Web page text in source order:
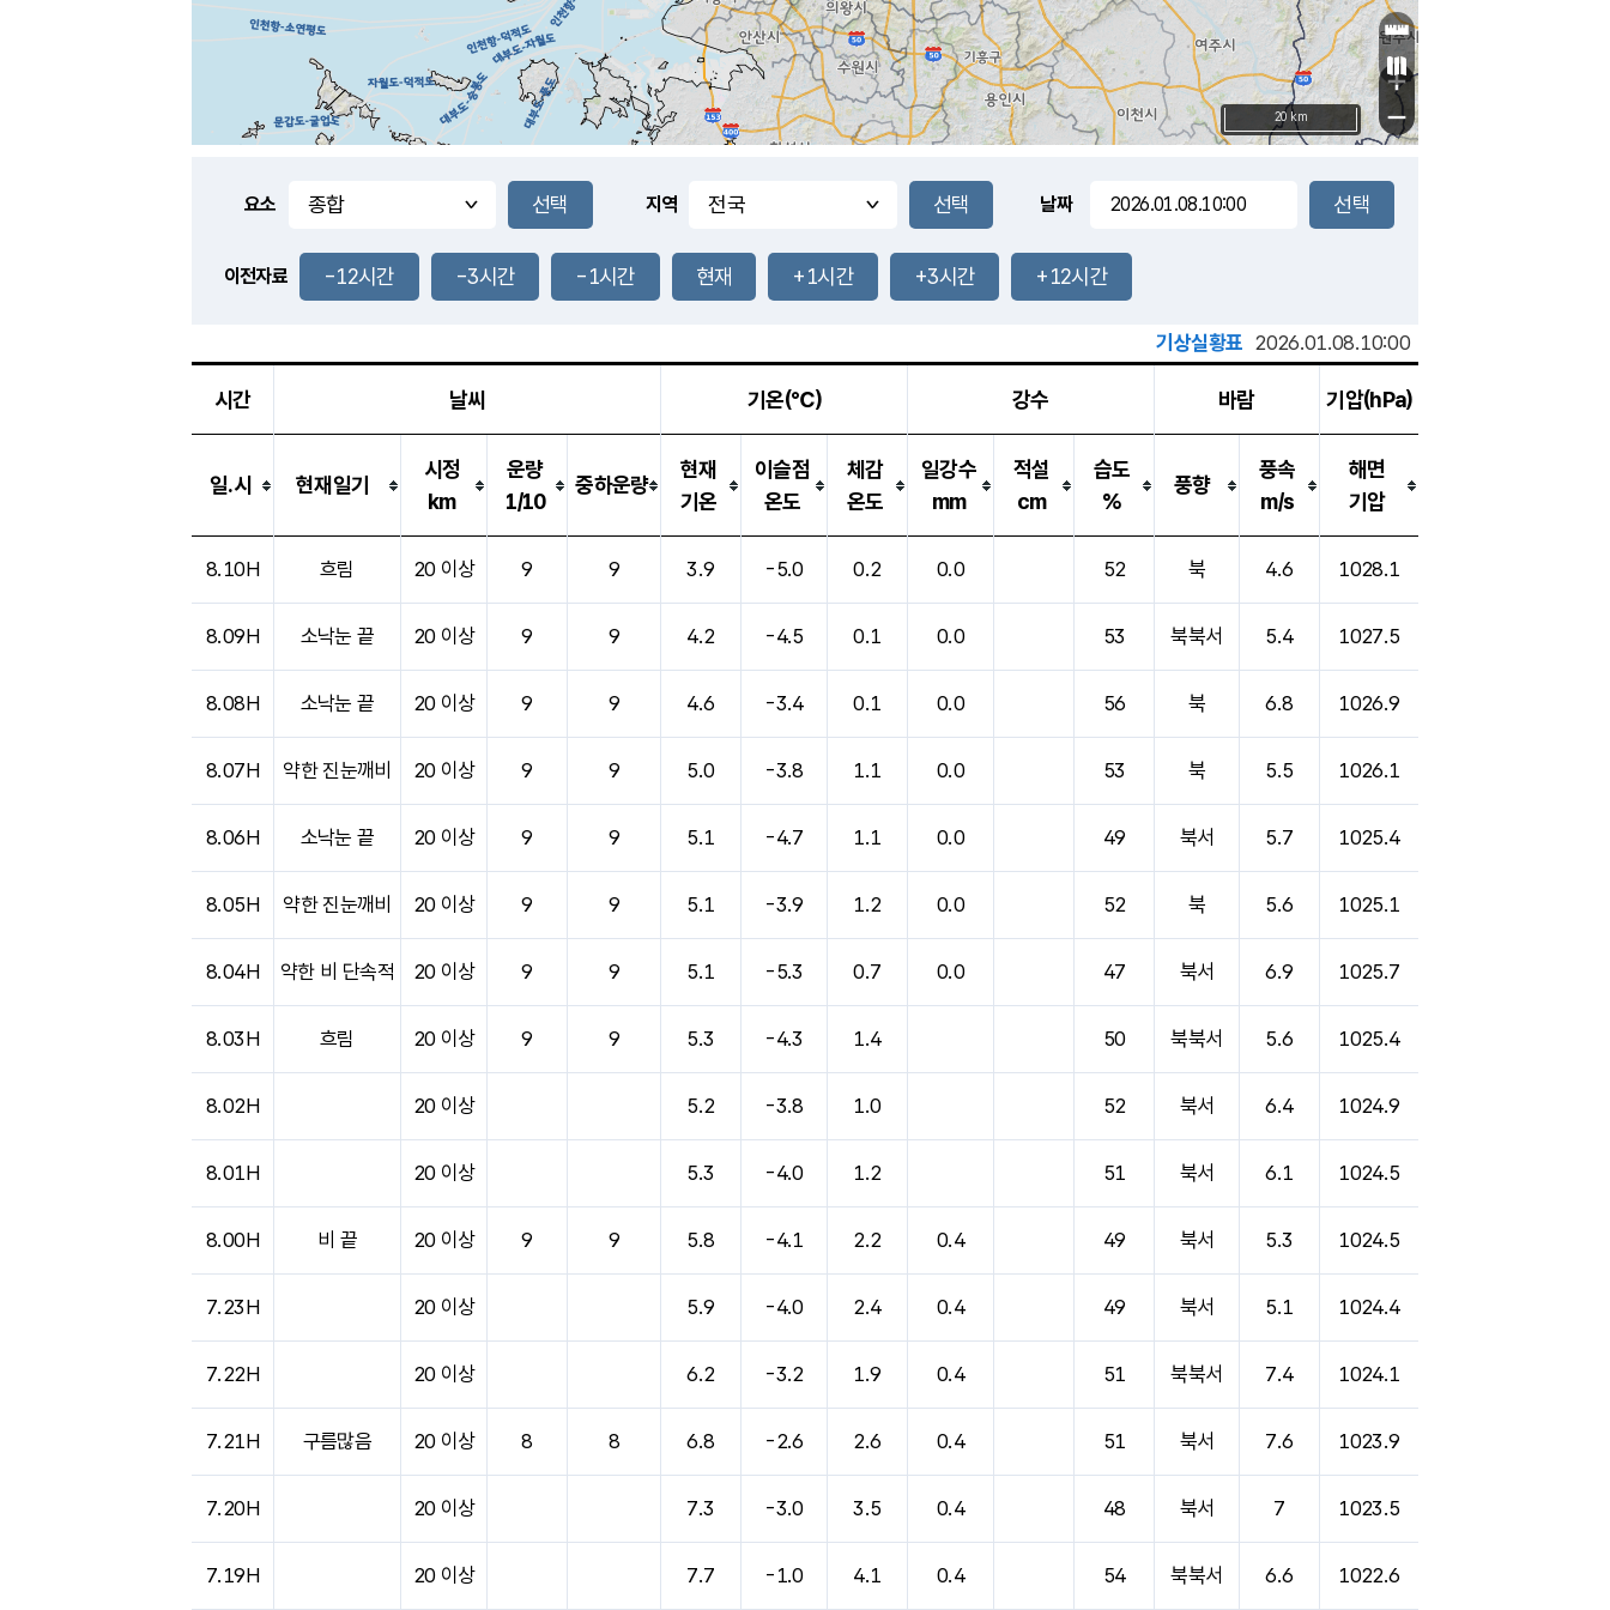
+
−
20 km
요소 지역 날짜
이전자료 -12시간 -3시간 -1시간 현재 +1시간 +3시간 +12시간
기상실황표 2026.01.08.10:00
시간 날씨 기온(℃) 강수 바람 기압(hPa)
일.시 현재일기
시정
km
운량
1/10
중하운량
현재
기온
이슬점
온도
체감
온도
일강수
mm
적설
cm
습도
%
풍향
풍속
m/s
해면
기압
8.10H 흐림 20 이상 9 9 3.9 -5.0 0.2 0.0 52 북 4.6 1028.1
8.09H 소낙눈 끝 20 이상 9 9 4.2 -4.5 0.1 0.0 53 북북서 5.4 1027.5
8.08H 소낙눈 끝 20 이상 9 9 4.6 -3.4 0.1 0.0 56 북 6.8 1026.9
8.07H 약한 진눈깨비 20 이상 9 9 5.0 -3.8 1.1 0.0 53 북 5.5 1026.1
8.06H 소낙눈 끝 20 이상 9 9 5.1 -4.7 1.1 0.0 49 북서 5.7 1025.4
8.05H 약한 진눈깨비 20 이상 9 9 5.1 -3.9 1.2 0.0 52 북 5.6 1025.1
8.04H 약한 비 단속적 20 이상 9 9 5.1 -5.3 0.7 0.0 47 북서 6.9 1025.7
8.03H 흐림 20 이상 9 9 5.3 -4.3 1.4 50 북북서 5.6 1025.4
8.02H 20 이상 5.2 -3.8 1.0 52 북서 6.4 1024.9
8.01H 20 이상 5.3 -4.0 1.2 51 북서 6.1 1024.5
8.00H 비 끝 20 이상 9 9 5.8 -4.1 2.2 0.4 49 북서 5.3 1024.5
7.23H 20 이상 5.9 -4.0 2.4 0.4 49 북서 5.1 1024.4
7.22H 20 이상 6.2 -3.2 1.9 0.4 51 북북서 7.4 1024.1
7.21H 구름많음 20 이상 8 8 6.8 -2.6 2.6 0.4 51 북서 7.6 1023.9
7.20H 20 이상 7.3 -3.0 3.5 0.4 48 북서 7 1023.5
7.19H 20 이상 7.7 -1.0 4.1 0.4 54 북북서 6.6 1022.6